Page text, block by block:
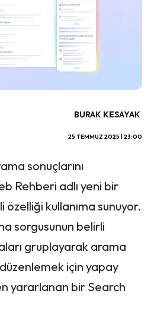
BURAK KESAYAK
25 TEMMUZ 2025 | 23:00
sonuçlarını
Rehberi adlı yeni bir
kullanıma sunuyor.
sorgusunun belirli
gruplayarak arama
düzenlemek için yapay
yararlanan bir Search